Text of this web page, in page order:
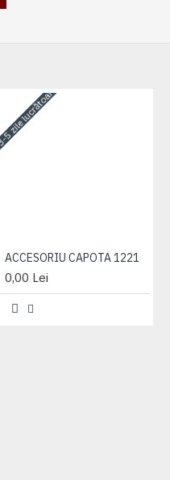
3-5 zile lucrătoare
ACCESORIU CAPOTA 1221
0,00 Lei